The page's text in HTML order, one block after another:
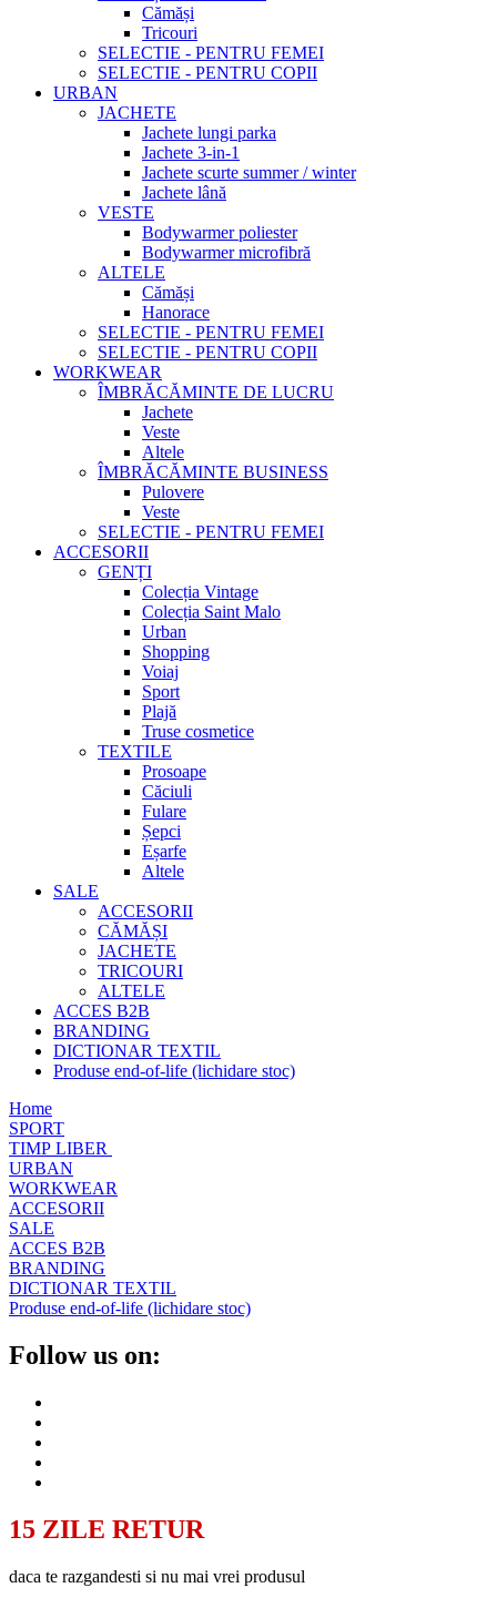
Cămăși
Tricouri
SELECTIE - PENTRU FEMEI
SELECTIE - PENTRU COPII
URBAN
JACHETE
Jachete lungi parka
Jachete 3-in-1
Jachete scurte summer / winter
Jachete lână
VESTE
Bodywarmer poliester
Bodywarmer microfibră
ALTELE
Cămăși
Hanorace
SELECTIE - PENTRU FEMEI
SELECTIE - PENTRU COPII
WORKWEAR
ÎMBRĂCĂMINTE DE LUCRU
Jachete
Veste
Altele
ÎMBRĂCĂMINTE BUSINESS
Pulovere
Veste
SELECTIE - PENTRU FEMEI
ACCESORII
GENȚI
Colecția Vintage
Colecția Saint Malo
Urban
Shopping
Voiaj
Sport
Plajă
Truse cosmetice
TEXTILE
Prosoape
Căciuli
Fulare
Șepci
Eșarfe
Altele
SALE
ACCESORII
CĂMĂȘI
JACHETE
TRICOURI
ALTELE
ACCES B2B
BRANDING
DICTIONAR TEXTIL
Produse end-of-life (lichidare stoc)
Home
SPORT
TIMP LIBER
URBAN
WORKWEAR
ACCESORII
SALE
ACCES B2B
BRANDING
DICTIONAR TEXTIL
Produse end-of-life (lichidare stoc)
Follow us on:
15 ZILE RETUR
daca te razgandesti si nu mai vrei produsul